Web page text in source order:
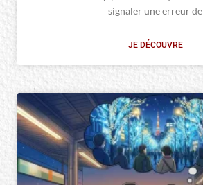
signaler une erreur de
JE DÉCOUVRE